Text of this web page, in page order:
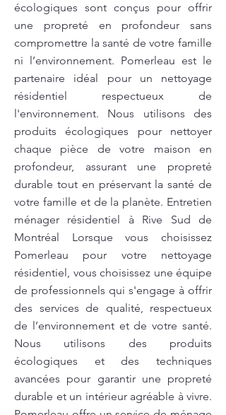
écologiques sont conçus pour offrir
une propreté en profondeur sans
compromettre la santé de votre famille
ni l’environnement. Pomerleau est le
partenaire idéal pour un nettoyage
résidentiel respectueux de
l'environnement. Nous utilisons des
produits écologiques pour nettoyer
chaque pièce de votre maison en
profondeur, assurant une propreté
durable tout en préservant la santé de
votre famille et de la planète. Entretien
ménager résidentiel à Rive Sud de
Montréal Lorsque vous choisissez
Pomerleau pour votre nettoyage
résidentiel, vous choisissez une équipe
de professionnels qui s'engage à offrir
des services de qualité, respectueux
de l’environnement et de votre santé.
Nous utilisons des produits
écologiques et des techniques
avancées pour garantir une propreté
durable et un intérieur agréable à vivre.